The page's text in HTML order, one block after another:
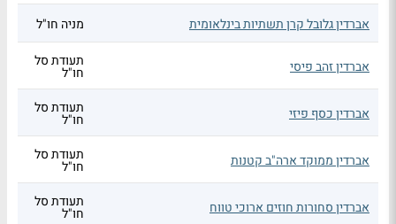
אברדין גלובל קרן תשתיות בינלאומית מניה חו"ל
אברדין זהב פיסי תעודת סל
חו"ל
אברדין כסף פיזי תעודת סל
חו"ל
אברדין ממוקד ארה"ב קטנות תעודת סל
חו"ל
אברדין סחורות חוזים ארוכי טווח תעודת סל
חו"ל